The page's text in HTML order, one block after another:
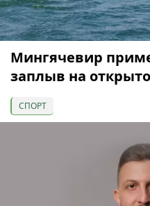
Мингячевир
заплыв на
СПОРТ